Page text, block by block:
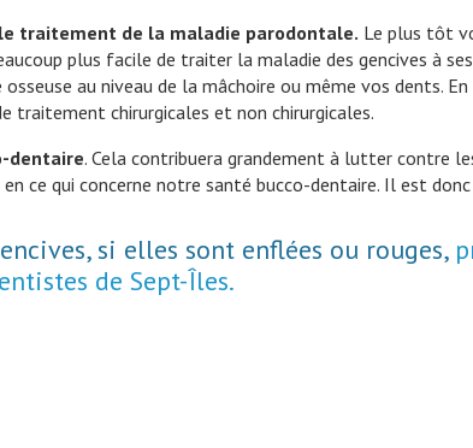
traitement de la maladie parodontale. Le plus tôt
plus facile de traiter la maladie des gencives à
au niveau de la mâchoire ou même vos dents.
traitement chirurgicales et non chirurgicales.
dentaire. Cela contribuera grandement à lutter contre
ce qui concerne notre santé bucco-dentaire. Il est
si elles sont enflées ou rouges,
de Sept-Îles.